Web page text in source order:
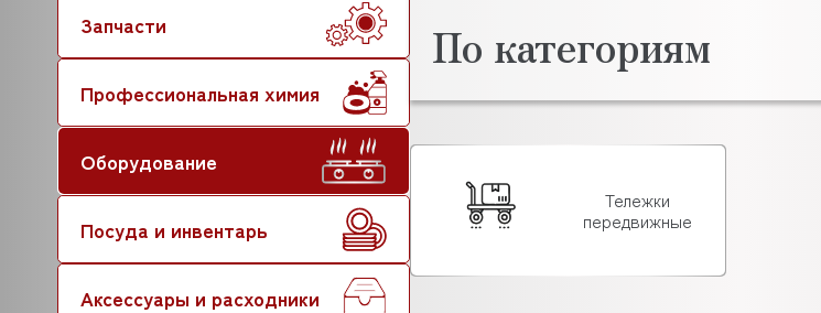
Запчасти
Профессиональная химия
Оборудование
Посуда и инвентарь
Аксессуары и расходники
По категориям
Тележки
передвижные